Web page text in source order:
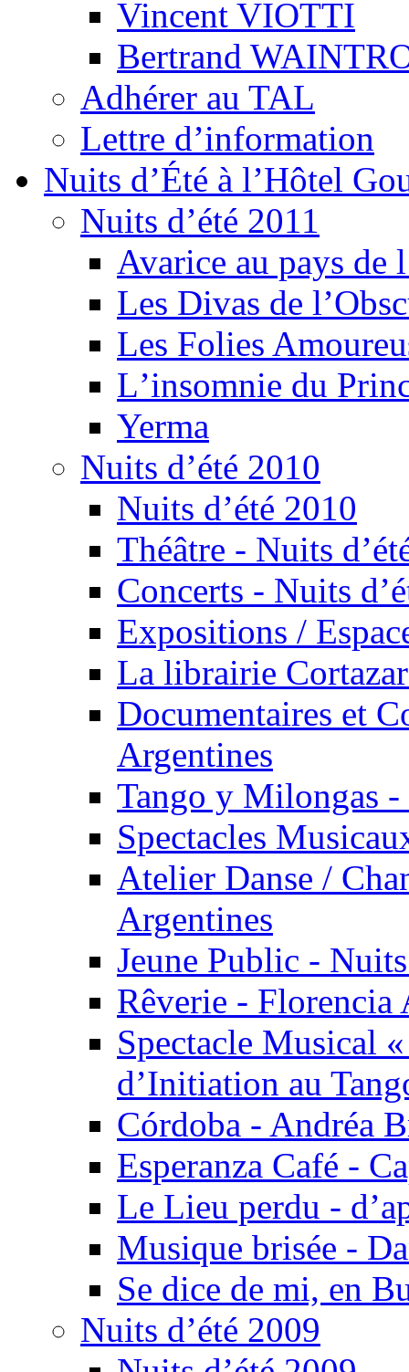
Vincent VIOTTI
Bertrand
Adhérer au TAL
Lettre d’information
Nuits d’Été à l’Hôtel
Nuits d’été 2011
Avarice au pays de
Les Divas de
Les Folies
Lʼinsomnie du
Yerma
Nuits d’été 2010
Nuits d’été 2010
Théâtre - Nuits
Concerts - Nuits
Expositions /
La librairie
Documentaires et
Argentines
Tango y Milongas -
Spectacles
Atelier Danse /
Argentines
Jeune Public -
Rêverie - Florencia
Spectacle Musical
d’Initiation au
Córdoba - Andréa
Esperanza Café -
Le Lieu perdu -
Musique brisée -
Se dice de mi, en
Nuits d’été 2009